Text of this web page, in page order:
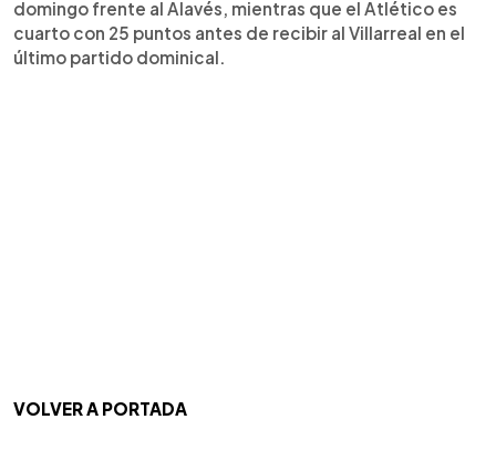
domingo frente al Alavés, mientras que el Atlético es
cuarto con 25 puntos antes de recibir al Villarreal en el
último partido dominical.
VOLVER A PORTADA